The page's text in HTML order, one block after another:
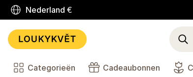
Nederland €
Categorieën Cadeaubonnen